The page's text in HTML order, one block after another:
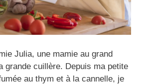
Julia, une mamie au grand
grande cuillère. Depuis ma petite
au thym et à la cannelle, je